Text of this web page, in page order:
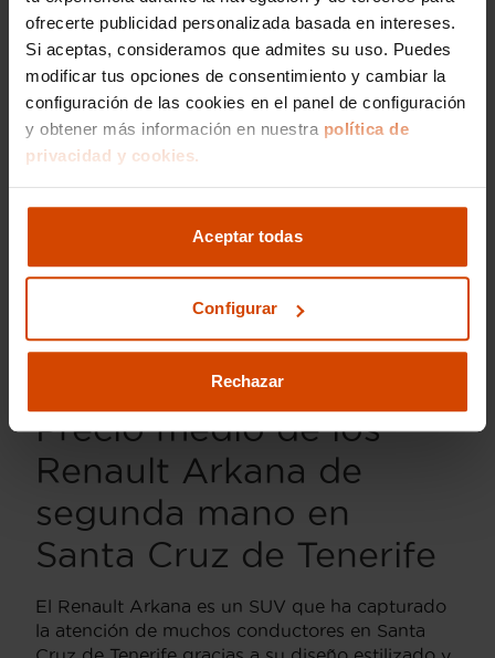
ofrecerte publicidad personalizada basada en intereses.
Si aceptas, consideramos que admites su uso. Puedes
modificar tus opciones de consentimiento y cambiar la
configuración de las cookies en el panel de configuración
y obtener más información en nuestra política de
privacidad y cookies.
Aceptar todas
Configurar
Rechazar
Además, para quienes buscan una opción más
sostenible, el Arkana también está disponible en
versiónE-Tech híbrida , que combina un motor
de gasolina con una motorización eléctrica,
reduciendo así las emisiones y el consumo de
combustible. Esta opción es perfecta para los
En Flexicar, nos enorgullece ofrecer vehículos
que han pasado por rigurosos controles de
de segunda mano cumpla con las expectativas
de nuestros clientes, brindando tranquilidad y
Precio medio de los
Renault Arkana de
segunda mano en
Santa Cruz de Tenerife
El Renault Arkana es un SUV que ha capturado
la atención de muchos conductores en Santa